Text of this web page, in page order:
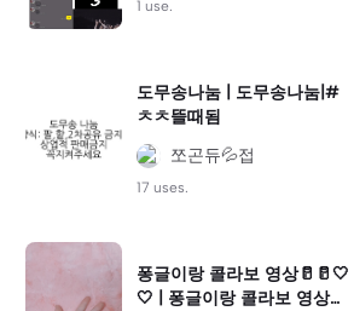
1 use.
도무송나눔 | 도무송나눔|#
ㅊㅊ뜰때됨
쪼곤듀💦접
17 uses.
퐁글이랑 콜라보 영상🥛🥛🤍
🤍 | 퐁글이랑 콜라보 영상🥛